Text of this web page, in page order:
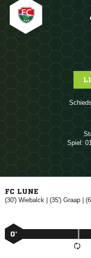
Spiel:
FC LUNE
(30')  | (35')  |
0’